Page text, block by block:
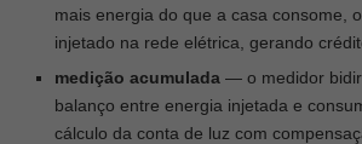
mais energia do que a casa consome,
injetado na rede elétrica, gerando
medição acumulada — o medidor
balanço entre energia injetada e
cálculo da conta de luz com